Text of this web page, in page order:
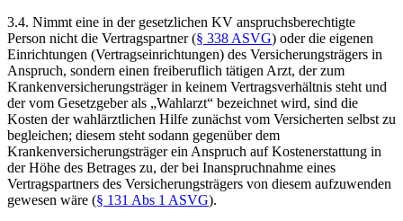
3.4. Nimmt eine in der gesetzlichen KV anspruchsberechtigte
Person nicht die Vertragspartner (§ 338 ASVG) oder die eigenen
Einrichtungen (Vertragseinrichtungen) des Versicherungsträgers in
Anspruch, sondern einen freiberuflich tätigen Arzt, der zum
Krankenversicherungsträger in keinem Vertragsverhältnis steht und
der vom Gesetzgeber als „Wahlarzt“ bezeichnet wird, sind die
Kosten der wahlärztlichen Hilfe zunächst vom Versicherten selbst zu
begleichen; diesem steht sodann gegenüber dem
Krankenversicherungsträger ein Anspruch auf Kostenerstattung in
der Höhe des Betrages zu, der bei Inanspruchnahme eines
Vertragspartners des Versicherungsträgers von diesem aufzuwenden
gewesen wäre (§ 131 Abs 1 ASVG).